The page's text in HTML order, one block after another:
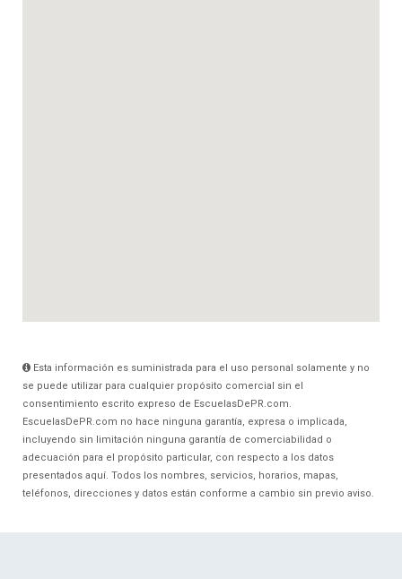
Esta información es suministrada para el uso personal solamente y no
se puede utilizar para cualquier propósito comercial sin el
consentimiento escrito expreso de EscuelasDePR.com.
EscuelasDePR.com no hace ninguna garantía, expresa o implicada,
incluyendo sin limitación ninguna garantía de comerciabilidad o
adecuación para el propósito particular, con respecto a los datos
presentados aquí. Todos los nombres, servicios, horarios, mapas,
teléfonos, direcciones y datos están conforme a cambio sin previo aviso.